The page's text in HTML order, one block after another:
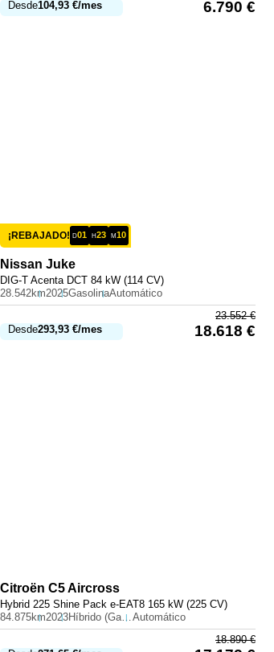
Desde104,93 €/mes 6.790 €
¡REBAJADO! D01 H23 M10
Nissan Juke
DIG-T Acenta DCT 84 kW (114 CV)
28.542km2025GasolinaAutomático
Desde293,93 €/mes
23.552€
18.618 €
Citroën C5 Aircross
Hybrid 225 Shine Pack e-EAT8 165 kW (225 CV)
84.875km2023 Híbrido (Gasolina)Automático
18.890€